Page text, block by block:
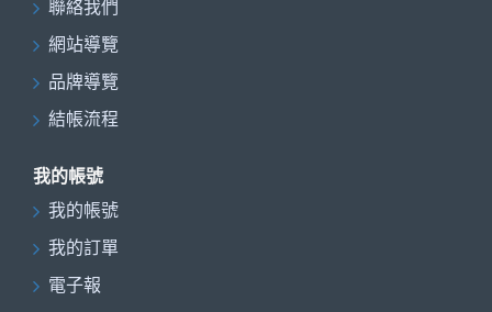
聯絡我們
網站導覽
品牌導覽
結帳流程
我的帳號
我的帳號
我的訂單
電子報